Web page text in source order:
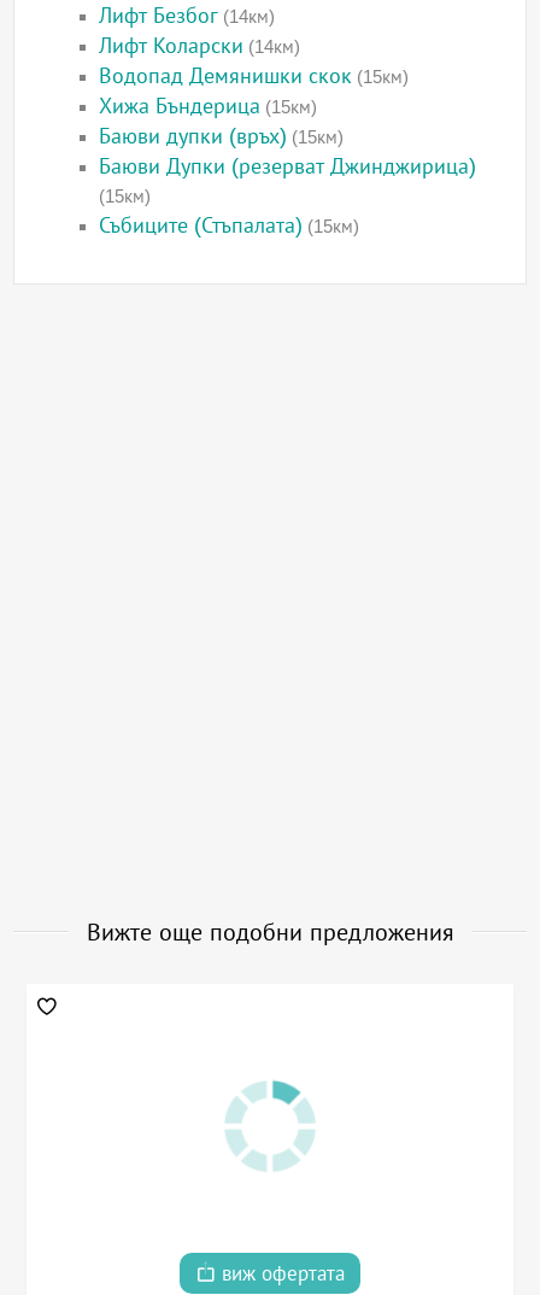
Лифт Безбог (14км)
Лифт Коларски (14км)
Водопад Демянишки скок (15км)
Хижа Бъндерица (15км)
Баюви дупки (връх) (15км)
Баюви Дупки (резерват Джинджирица)
(15км)
Събиците (Стъпалата) (15км)
Вижте още подобни предложения
виж офертата